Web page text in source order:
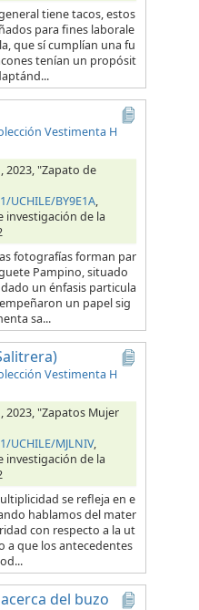
tiene tacos, estos
para fines laborale
que sí cumplían una fu
tenían un propósit
Vestimenta H
2023, "Zapato de
BY9E1A,
investigación de la
fotografías forman par
Pampino, situado
un énfasis particula
un papel sig
sa...
Vestimenta H
"Zapatos Mujer
MJLNIV,
investigación de la
se refleja en e
hablamos del mater
con respecto a la ut
a que los antecedentes
del buzo